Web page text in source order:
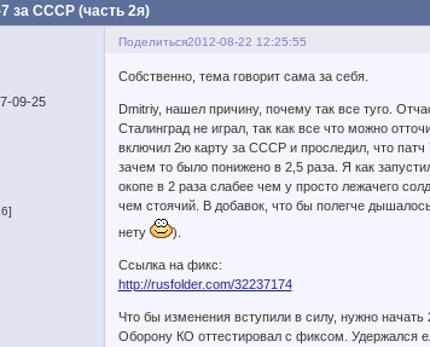
за СССР (часть 2я)
Поделиться2012-08-22 12:25:55
09-25
Собственно, тема говорит сама за себя.
Dmitriy, нашел причину, почему так все туго.
Сталинград не играл, так как все что можно
включил 2ю карту за СССР и проследил, что
зачем то было понижено в 2,5 раза. Я как
окопе в 2 раза слабее чем у просто лежачего
чем стоячий. В добавок, что бы полегче
нету
).
Ссылка на фикс:
http://rusfolder.com/32237174
Что бы изменения вступили в силу, нужно
Оборону КО оттестировал с фиксом. Удержался